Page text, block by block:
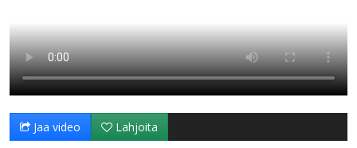
Jaa video Lahjoita